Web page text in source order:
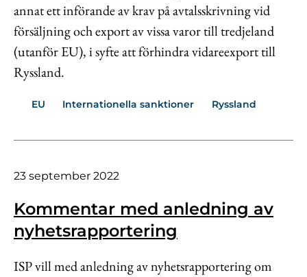
annat ett införande av krav på avtalsskrivning vid
försäljning och export av vissa varor till tredjeland
(utanför EU), i syfte att förhindra vidareexport till
Ryssland.
EU Internationella sanktioner Ryssland
23 september 2022
Kommentar med anledning av
nyhetsrapportering
ISP vill med anledning av nyhetsrapportering om